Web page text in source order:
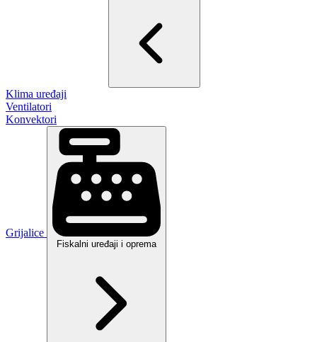
Klima uređaji
Ventilatori
Konvektori
Grijalice
Fiskalni uređaji i oprema